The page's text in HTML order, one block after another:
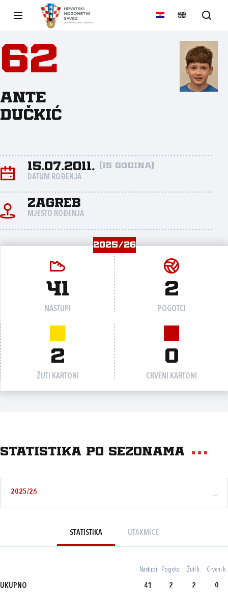
62
Ante
Dučkić
15.07.2011. (15 godina)
DATUM ROĐENJA
Zagreb
MJESTO ROĐENJA
2025/26
41
NASTUPI
2
POGOTCI
2
ŽUTI KARTONI
0
CRVENI KARTONI
Statistika po sezonama
2025/26
STATISTIKA UTAKMICE
Nastupi Pogotci Žuti k. Crveni k.
UKUPNO 41 2 2 0